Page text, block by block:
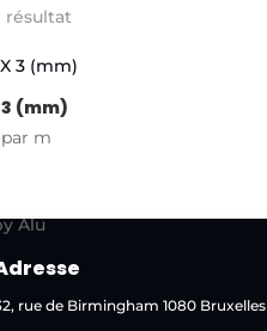
résultat
3 (mm)
par m
rue de Birmingham 1080 Bruxelles